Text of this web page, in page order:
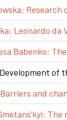
Leonardo
Babenko:
of
and